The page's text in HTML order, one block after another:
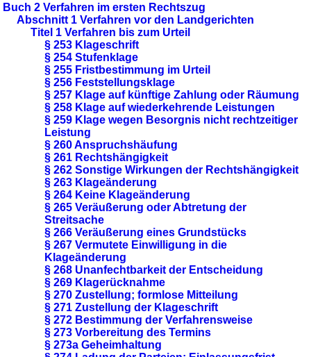
Buch 2 Verfahren im ersten Rechtszug
Abschnitt 1 Verfahren vor den Landgerichten
Titel 1 Verfahren bis zum Urteil
§ 253 Klageschrift
§ 254 Stufenklage
§ 255 Fristbestimmung im Urteil
§ 256 Feststellungsklage
§ 257 Klage auf künftige Zahlung oder Räumung
§ 258 Klage auf wiederkehrende Leistungen
§ 259 Klage wegen Besorgnis nicht rechtzeitiger
Leistung
§ 260 Anspruchshäufung
§ 261 Rechtshängigkeit
§ 262 Sonstige Wirkungen der Rechtshängigkeit
§ 263 Klageänderung
§ 264 Keine Klageänderung
§ 265 Veräußerung oder Abtretung der
Streitsache
§ 266 Veräußerung eines Grundstücks
§ 267 Vermutete Einwilligung in die
Klageänderung
§ 268 Unanfechtbarkeit der Entscheidung
§ 269 Klagerücknahme
§ 270 Zustellung; formlose Mitteilung
§ 271 Zustellung der Klageschrift
§ 272 Bestimmung der Verfahrensweise
§ 273 Vorbereitung des Termins
§ 273a Geheimhaltung